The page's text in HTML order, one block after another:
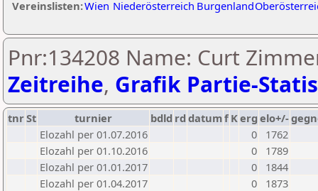
Vereinslisten:Wien Niederösterreich Burgenland
Pnr:134208 Name: Curt
Zeitreihe, Grafik Partie-
tnrSt turnier bdld rd datumf Kerg elo+/-
Elozahl per 01.07.2016
0
1762
Elozahl per 01.10.2016
0
1789
Elozahl per 01.01.2017
0
1844
Elozahl per 01.04.2017
0
1873